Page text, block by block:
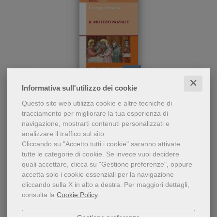
Informativa sull'utilizzo dei cookie ✕
Questo sito web utilizza cookie e altre tecniche di
tracciamento per migliorare la tua esperienza di
navigazione, mostrarti contenuti personalizzati e
analizzare il traffico sul sito.
Cliccando su "Accetto tutti i cookie" saranno attivate
tutte le categorie di cookie. Se invece vuoi decidere
quali accettare, clicca su "Gestione preferenze", oppure
accetta solo i cookie essenziali per la navigazione
cliccando sulla X in alto a destra. Per maggiori dettagli,
consulta la Cookie Policy.
elemento centrale della
rivelazione cristiana: la
creazione dell'uomo e della
donna a immagine di Dio e d
Il mistero nuziale
Giorgio Maschio
10,99 €